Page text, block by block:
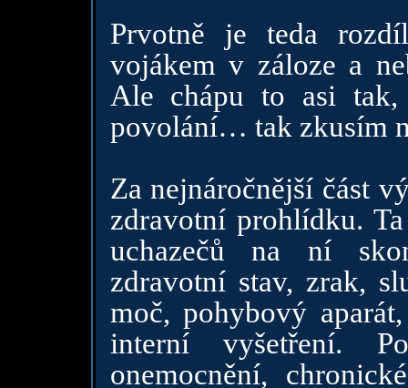
Prvotně je teda
vojákem v záloze a
Ale chápu to asi
povolání… tak zkusím
Za nejnáročnější část
zdravotní prohlídku.
uchazečů na ní
zdravotní stav, zrak,
moč, pohybový
interní vyšetření.
onemocnění,